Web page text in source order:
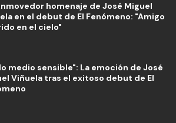
homenaje de José Miguel
en el debut de El Fenómeno: "Amigo
en el cielo"
medio sensible": La emoción de José
Viñuela tras el exitoso debut de El